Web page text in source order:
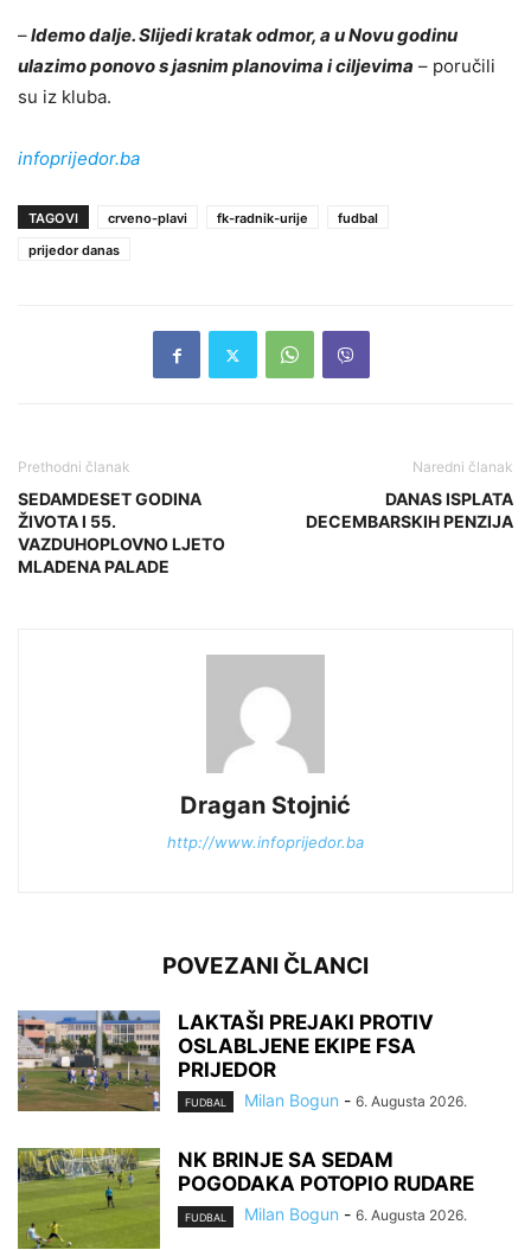
–Idemo dalje. Slijedi kratak odmor, a u Novu godinu
ulazimo ponovo s jasnim planovima i ciljevima – poručili
su iz kluba.
infoprijedor.ba
TAGOVI crveno-plavi fk-radnik-urije
fudbal
prijedor danas
Prethodni članak
SEDAMDESET GODINA
ŽIVOTA I 55.
VAZDUHOPLOVNO LJETO
MLADENA PALADE
Naredni članak
DANAS ISPLATA
DECEMBARSKIH PENZIJA
Dragan Stojnić
http://www.infoprijedor.ba
POVEZANI ČLANCI
LAKTAŠI PREJAKI PROTIV
OSLABLJENE EKIPE FSA
PRIJEDOR
FUDBAL Milan Bogun - 6. Augusta 2026.
NK BRINJE SA SEDAM
POGODAKA POTOPIO RUDARE
FUDBAL Milan Bogun - 6. Augusta 2026.